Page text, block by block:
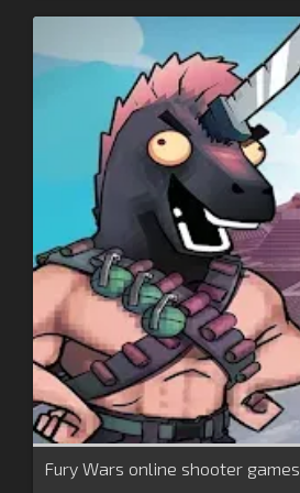
Fury Wars online shooter games